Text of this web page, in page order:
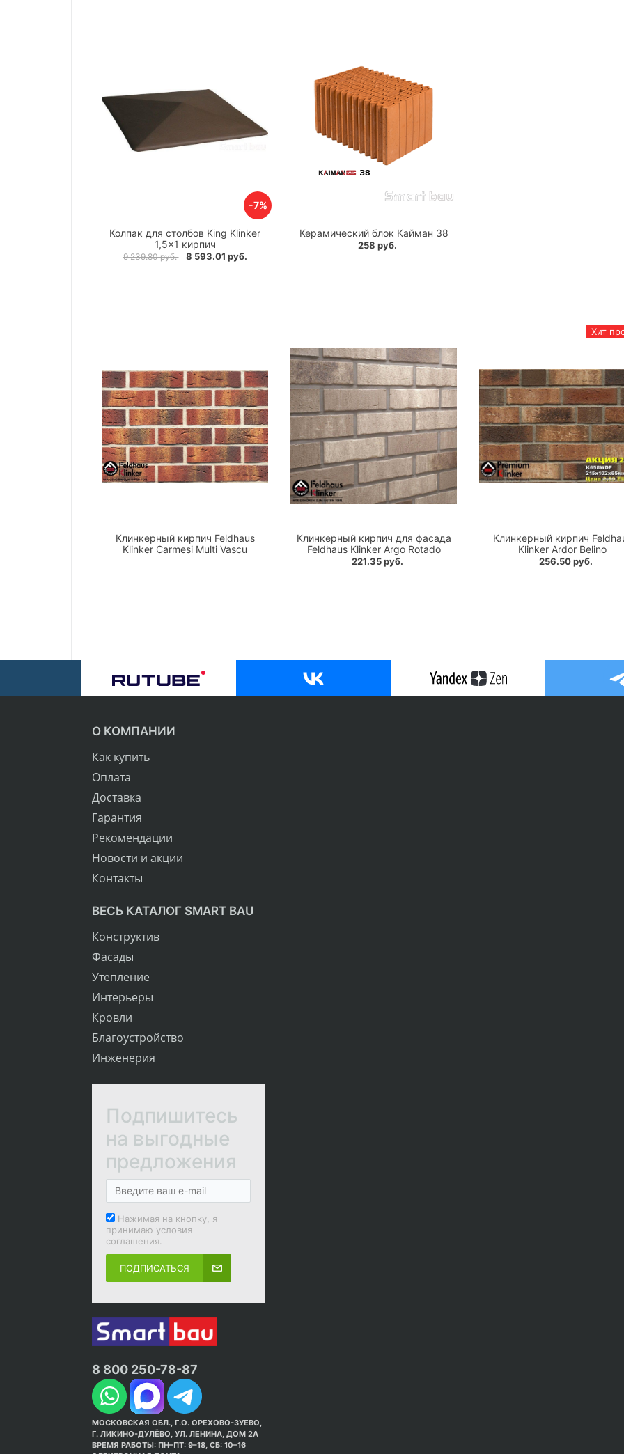
-7%
Колпак для столбов King Klinker
1,5×1 кирпич
9 239.80 руб. 8 593.01 руб.
Керамический блок Кайман 38
258 руб.
Клинкерный кирпич Feldhaus
Klinker Carmesi Multi Vascu
Клинкерный кирпич для фасада
Feldhaus Klinker Argo Rotado
221.35 руб.
Хит
Клинкерный кирпич
Klinker Ardor Belino
256.50 руб.
О КОМПАНИИ
Как купить
Оплата
Доставка
Гарантия
Рекомендации
Новости и акции
Контакты
ВЕСЬ КАТАЛОГ SMART BAU
Конструктив
Фасады
Утепление
Интерьеры
Кровли
Благоустройство
Инженерия
Подпишитесь
на выгодные
предложения
Нажимая на кнопку, я
принимаю условия
соглашения.
ПОДПИСАТЬСЯ
8 800 250-78-87
МОСКОВСКАЯ ОБЛ., Г.О. ОРЕХОВО-ЗУЕВО,
Г. ЛИКИНО-ДУЛЁВО, УЛ. ЛЕНИНА, ДОМ 2А
ВРЕМЯ РАБОТЫ: ПН–ПТ: 9–18, СБ: 10–16